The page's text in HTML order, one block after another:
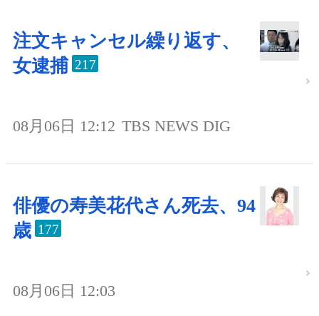
注文キャンセル繰り返す、
女逮捕 217
08月06日 12:12 TBS NEWS DIG
俳優の寿美花代さん死去、94
歳 177
08月06日 12:03